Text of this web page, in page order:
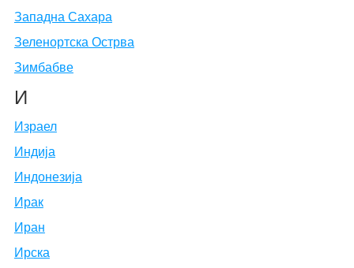
Западна Сахара
Зеленортска Острва
Зимбабве
И
Израел
Индија
Индонезија
Ирак
Иран
Ирска